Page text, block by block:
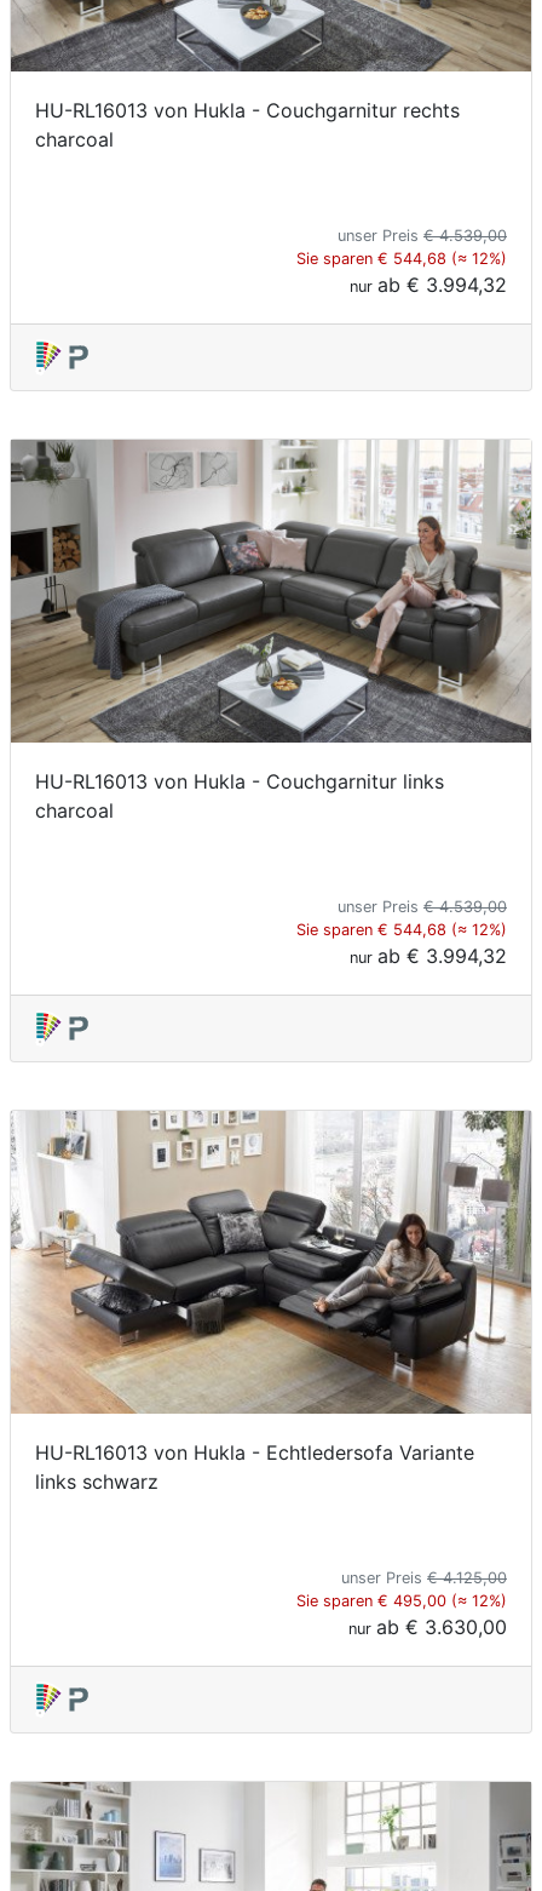
HU-RL16013 von Hukla - Couchgarnitur rechts
charcoal
unser Preis € 4.539,00
Sie sparen € 544,68 (≈ 12%)
nur ab € 3.994,32
HU-RL16013 von Hukla - Couchgarnitur links
charcoal
unser Preis € 4.539,00
Sie sparen € 544,68 (≈ 12%)
nur ab € 3.994,32
HU-RL16013 von Hukla - Echtledersofa Variante
links schwarz
unser Preis € 4.125,00
Sie sparen € 495,00 (≈ 12%)
nur ab € 3.630,00